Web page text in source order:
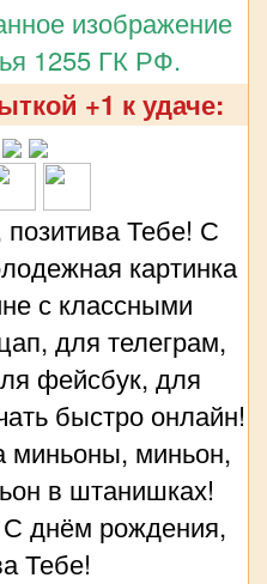
изображение
1255 ГК РФ.
+1 к удаче:
Тебе! С
картинка
с классными
для телеграм,
фейсбук, для
быстро онлайн!
миньоны, миньон,
в штанишках!
днём рождения,
Тебе!